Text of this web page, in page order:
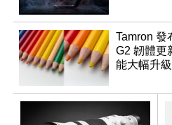
Tamron 發
G2 韌體更
能大幅升級